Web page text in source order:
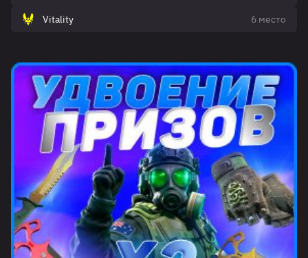
Vitality 6 место